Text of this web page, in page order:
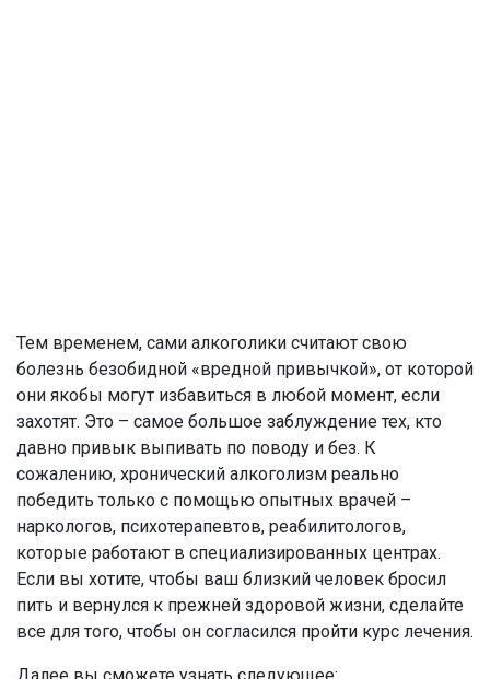
Тем временем, сами алкоголики считают свою
болезнь безобидной «вредной привычкой», от которой
они якобы могут избавиться в любой момент, если
захотят. Это – самое большое заблуждение тех, кто
давно привык выпивать по поводу и без. К
сожалению, хронический алкоголизм реально
победить только с помощью опытных врачей –
наркологов, психотерапевтов, реабилитологов,
которые работают в специализированных центрах.
Если вы хотите, чтобы ваш близкий человек бросил
пить и вернулся к прежней здоровой жизни, сделайте
все для того, чтобы он согласился пройти курс лечения.
Далее вы сможете узнать следующее: